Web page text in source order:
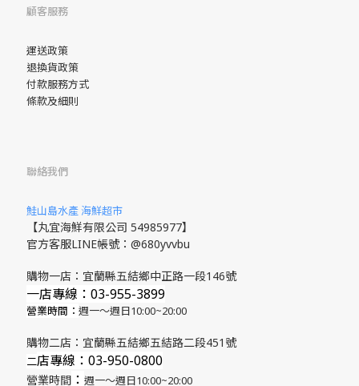
顧客服務
運送政策
退換貨政策
付款服務方式
條款及細則
聯絡我們
鮭山島水產 海鮮超市
【丸宜海鮮有限公司 54985977】
官方客服LINE帳號：@680yvvbu
購物一店：宜蘭縣五結鄉中正路一段146號
一店專線：03-955-3899
營業時間： 週一～週日10:00~20:00
購物二店：宜蘭縣五結鄉五結路二段451號
​二店專線 ：03-950-0800
營業時間 ： 週一～週日10:00~20:00